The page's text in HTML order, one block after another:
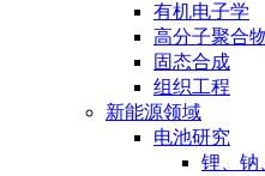
有机电子学
高分子聚合
固态合成
组织工程
新能源领域
电池研究
锂、钠